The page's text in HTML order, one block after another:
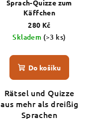
Sprach-Quizze zum
Käffchen
280 Kč
Skladem (>3 ks)
Do košíku
Rätsel und Quizze
aus mehr als dreißig
Sprachen